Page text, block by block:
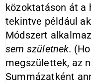
közoktatáson át a
tekintve például
Módszert
sem születnek.
megszülettek, az
Summázatként